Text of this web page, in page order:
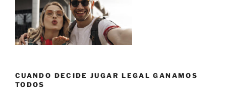
CUANDO DECIDE JUGAR LEGAL GANAMOS
TODOS